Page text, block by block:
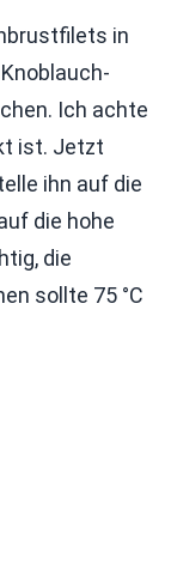
in
Ich achte
ist. Jetzt
ihn auf die
die hohe
die
sollte 75 °C